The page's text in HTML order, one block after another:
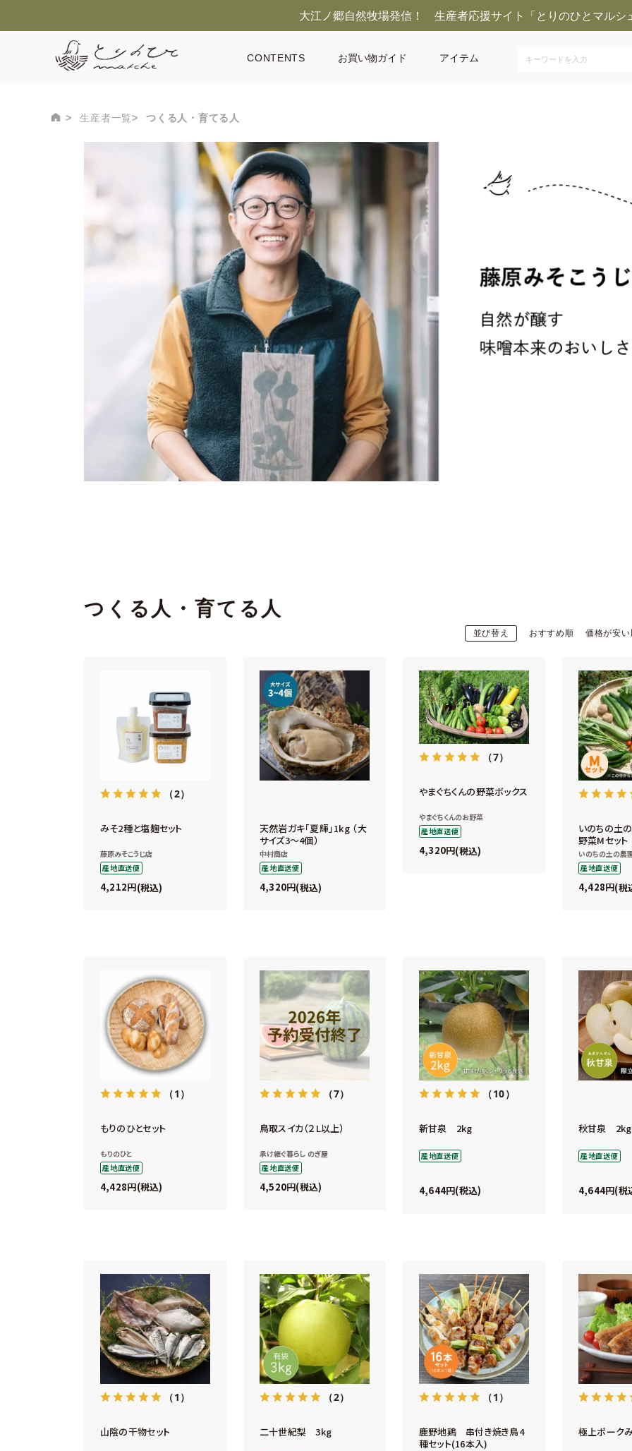
大江ノ郷自然牧場発信！ 生産者応援サイト「とりのひとマルシ
CONTENTS お買い物ガイド アイテム
生産者一覧 つくる人・育てる人
つくる人・育てる人
並び替え おすすめ順 価格が安い
（2）
みそ2種と塩麹セット
藤原みそこうじ店
産地直送便
4,212 税込
天然岩ガキ「夏輝」1kg （大
サイズ3～4個）
中村商店
産地直送便
4,320 税込
（7）
やまぐちくんの野菜ボックス
やまぐちくんのお野菜
産地直送便
4,320 税込
いのちの土
野菜Mセット
いのちの土の農
産地直送便
4,428 税
（1）
もりのひとセット
もりのひと
産地直送便
4,428 税込
（7）
鳥取スイカ（２L以上）
承け継ぐ暮らし のぎ屋
産地直送便
4,520 税込
（10）
新甘泉 2kg
産地直送便
4,644 税込
秋甘泉 2kg
産地直送便
4,644 税
（1）
山陰の干物セット
（2）
二十世紀梨 3kg
（1）
鹿野地鶏 串付き焼き鳥4
種セット(16本入)
極上ポーク